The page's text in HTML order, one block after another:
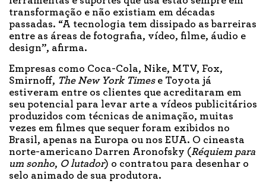
transformação e não existiam em décadas
passadas. “A tecnologia tem dissipado as barreiras
entre as áreas de fotografia, vídeo, filme, áudio e
design”, afirma.
Empresas como Coca-Cola, Nike, MTV, Fox,
Smirnoff, The New York Timese Toyota já
estiveram entre os clientes que acreditaram em
seu potencial para levar arte a vídeos publicitários
produzidos com técnicas de animação, muitas
vezes em filmes que sequer foram exibidos no
Brasil, apenas na Europa ou nos EUA. O cineasta
norte-americano Darren Aronofsky (Réquiem para
um sonho, O lutador) o contratou para desenhar o
selo animado de sua produtora.